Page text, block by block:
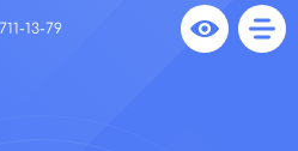
13-79